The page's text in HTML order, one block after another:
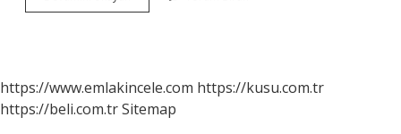
Kalorisi
https://www.emlakincele.com https://kusu.com.tr
https://beli.com.trSitemap